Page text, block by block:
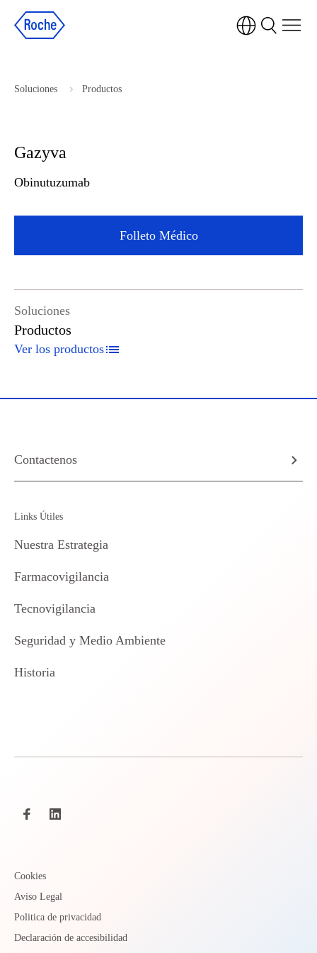
Soluciones Productos
Gazyva
Obinutuzumab
Folleto Médico
Soluciones
Productos
Ver los productos
Contactenos
Links Útiles
Nuestra Estrategia
Farmacovigilancia
Tecnovigilancia
Seguridad y Medio Ambiente
Historia
Cookies
Aviso Legal
Politica de privacidad
Declaración de accesibilidad